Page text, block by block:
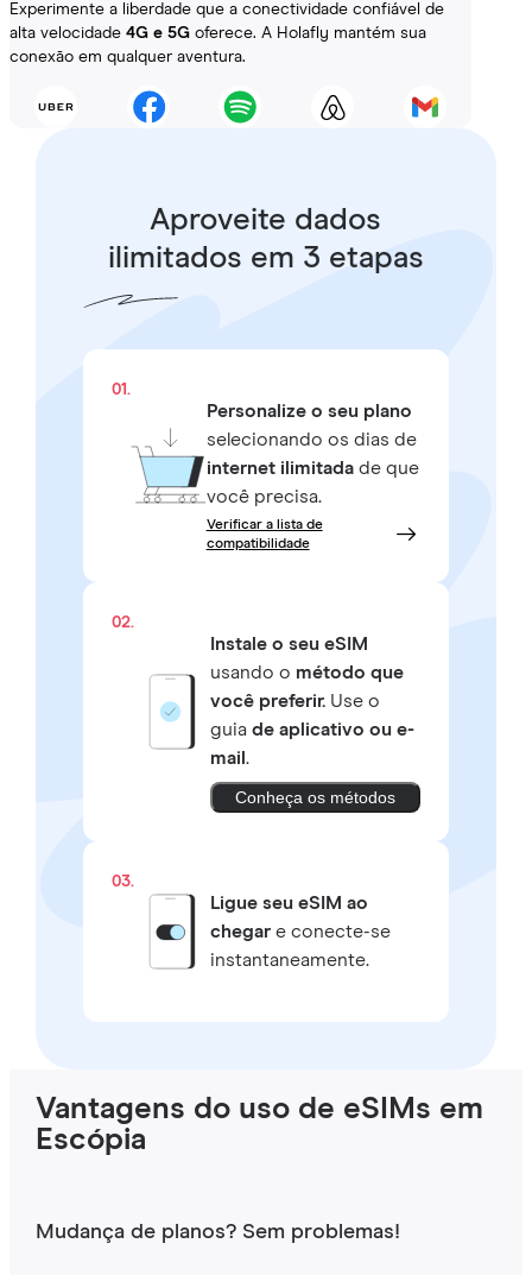
Experimente a liberdade que a conectividade confiável de
alta velocidade 4G e 5G oferece. A Holafly mantém sua
conexão em qualquer aventura.
Aproveite dados
ilimitados em 3 etapas
01.
Personalize o seu plano
selecionando os dias de
internet ilimitadade que
você precisa.
Verificar a lista de
compatibilidade
02.
Instale o seu eSIM
usando o método que
você preferir.Use o
guia de aplicativo ou e-
mail .
Conheça os métodos
03.
Ligue seu eSIM ao
chegare conecte-se
instantaneamente.
Vantagens do uso de eSIMs em
Escópia
Mudança de planos? Sem problemas!